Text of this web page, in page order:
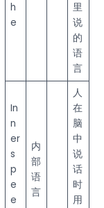
h
e
里
说
的
语
言
In
n
er
s
p
e
e
内
部
语
言
人
在
脑
中
说
话
时
用